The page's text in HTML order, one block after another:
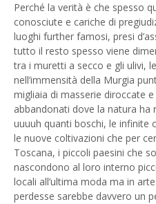
Perché la verità è che spesso
conosciute e cariche di
luoghi further famosi, presi
tutto il resto spesso viene
tra i muretti a secco e gli ulivi,
nell’immensità della Murgia
migliaia di masserie diroccate
abbandonati dove la natura ha
uuuuh quanti boschi, le infinite
le nuove coltivazioni che per
Toscana, i piccoli paesini che
nascondono al loro interno
locali all’ultima moda ma in
perdesse sarebbe davvero un